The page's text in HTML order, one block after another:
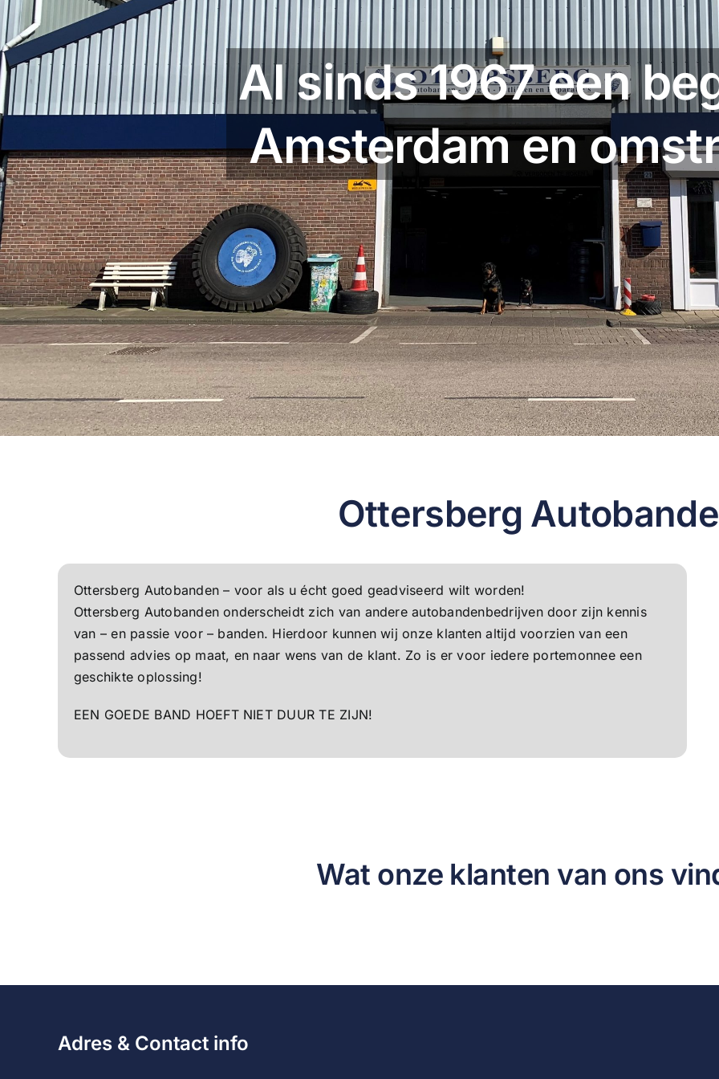
Al sinds 1967 een
Amsterdam en
Ottersberg
Ottersberg Autobanden – voor als u écht goed geadviseerd wilt worden!
Ottersberg Autobanden onderscheidt zich van andere autobandenbedrijven door zijn kennis
van – en passie voor – banden. Hierdoor kunnen wij onze klanten altijd voorzien van een
passend advies op maat, en naar wens van de klant. Zo is er voor iedere portemonnee een
geschikte oplossing!
EEN GOEDE BAND HOEFT NIET DUUR TE ZIJN!
Wat onze klanten van ons
Adres & Contact info